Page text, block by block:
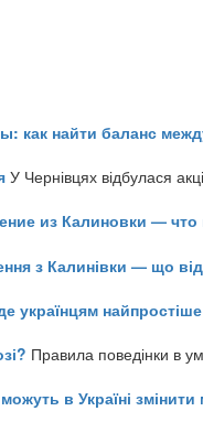
как найти баланс
У Чернівцях відбулася
из Калиновки —
з Калинівки — що
українцям
Правила поведінки в
в Україні